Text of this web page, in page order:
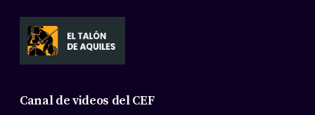
Canal de videos del CEF